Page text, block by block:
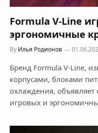
Formula V-Line
эргономичные
By Илья Родионов
Бренд Formula V-Line,
корпусами, блоками
охлаждения, объявляет
игровых и